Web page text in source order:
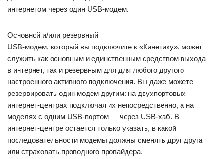
интернетом через один USB-модем.
Основной и/или резервный
USB-модем, который вы подключите к «Кинетику», может
служить как основным и единственным средством выхода
в интернет, так и резервным для для любого другого
настроенного активного подключения. Вы даже можете
резервировать один модем другим: на двухпортовых
интернет-центрах подключая их непосредственно, а на
моделях с одним USB-портом — через USB-хаб. В
интернет-центре остается только указать, в какой
последовательности модемы должны сменять друг друга
или страховать проводного провайдера.